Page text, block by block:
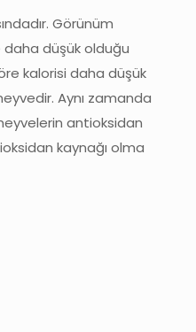
Görünüm
daha düşük olduğu
kalorisi daha düşük
Aynı zamanda
antioksidan
kaynağı olma